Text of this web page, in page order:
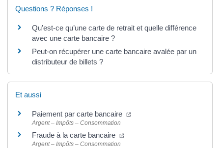
Questions ? Réponses !
Qu’est-ce qu’une carte de retrait et quelle différence
avec une carte bancaire ?
Peut-on récupérer une carte bancaire avalée par un
distributeur de billets ?
Et aussi
Paiement par carte bancaire
Argent – Impôts – Consommation
Fraude à la carte bancaire
Argent – Impôts – Consommation